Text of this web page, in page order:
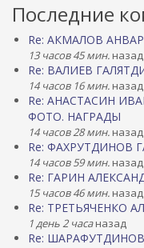
Последние
Re: АКМАЛОВ
13 часов 45 мин. назад
Re: ВАЛИЕВ
14 часов 16 мин. назад
Re: АНАСТАСИН
ФОТО. НАГРАДЫ
14 часов 28 мин. назад
Re: ФАХРУТДИНОВ
14 часов 59 мин. назад
Re: ГАРИН
15 часов 46 мин. назад
Re: ТРЕТЬЯЧЕНКО
1 день 2 часаназад
Re: